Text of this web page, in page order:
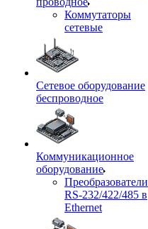
Коммутаторы
сетевые
Сетевое оборудование
беспроводное
Коммуникационное
оборудование
Преобразователи
RS-232/422/485 в
Ethernet